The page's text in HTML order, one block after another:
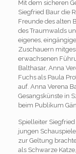
Mit dem sicheren
Siegfried Baur die
Freunde des alten
des Traumwalds
eigenes,
Zuschauern
erwachsenen
Balthasar, Anna
Fuchs als Paula
auf. Anna Verena
Gesangskünste in
beim Publikum
Spielleiter
jungen
zur Geltung
als Schwarze